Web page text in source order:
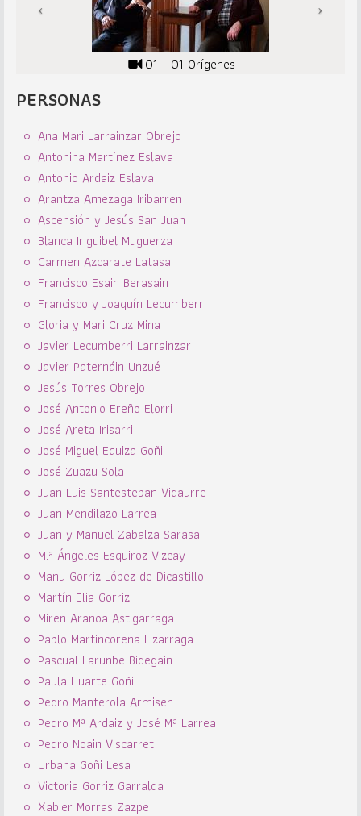
01 - 01 Orígenes
PERSONAS
Ana Mari Larrainzar Obrejo
Antonina Martínez Eslava
Antonio Ardaiz Eslava
Arantza Amezaga Iribarren
Ascensión y Jesús San Juan
Blanca Iriguibel Muguerza
Carmen Azcarate Latasa
Francisco Esain Berasain
Francisco y Joaquín Lecumberri
Gloria y Mari Cruz Mina
Javier Lecumberri Larrainzar
Javier Paternáin Unzué
Jesús Torres Obrejo
José Antonio Ereño Elorri
José Areta Irisarri
José Miguel Equiza Goñi
José Zuazu Sola
Juan Luis Santesteban Vidaurre
Juan Mendilazo Larrea
Juan y Manuel Zabalza Sarasa
M.ª Ángeles Esquiroz Vizcay
Manu Gorriz López de Dicastillo
Martín Elia Gorriz
Miren Aranoa Astigarraga
Pablo Martincorena Lizarraga
Pascual Larunbe Bidegain
Paula Huarte Goñi
Pedro Manterola Armisen
Pedro Mª Ardaiz y José Mª Larrea
Pedro Noain Viscarret
Urbana Goñi Lesa
Victoria Gorriz Garralda
Xabier Morras Zazpe